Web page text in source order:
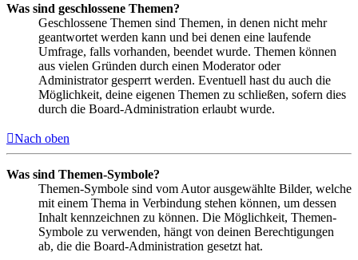
Was sind geschlossene Themen?
Geschlossene Themen sind Themen, in denen nicht mehr
geantwortet werden kann und bei denen eine laufende
Umfrage, falls vorhanden, beendet wurde. Themen können
aus vielen Gründen durch einen Moderator oder
Administrator gesperrt werden. Eventuell hast du auch die
Möglichkeit, deine eigenen Themen zu schließen, sofern dies
durch die Board-Administration erlaubt wurde.
Nach oben
Was sind Themen-Symbole?
Themen-Symbole sind vom Autor ausgewählte Bilder, welche
mit einem Thema in Verbindung stehen können, um dessen
Inhalt kennzeichnen zu können. Die Möglichkeit, Themen-
Symbole zu verwenden, hängt von deinen Berechtigungen
ab, die die Board-Administration gesetzt hat.